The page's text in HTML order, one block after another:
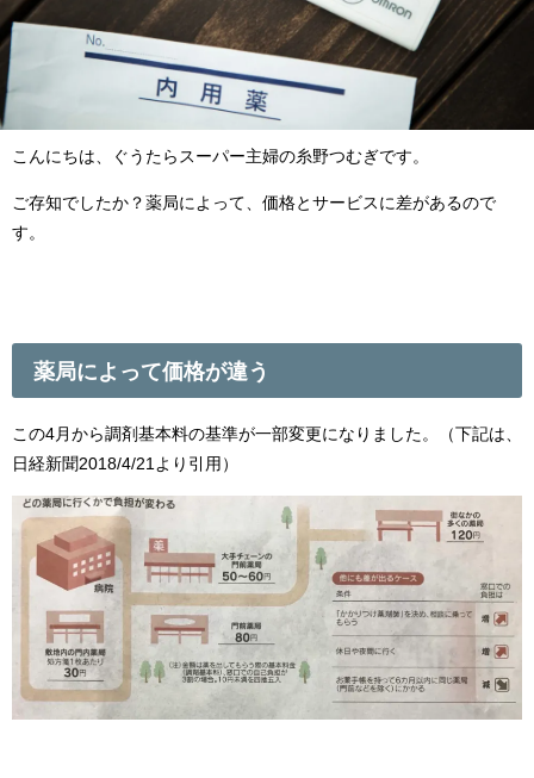
こんにちは、ぐうたらスーパー主婦の糸野つむぎです。
ご存知でしたか？薬局によって、価格とサービスに差があるので
す。
薬局によって価格が違う
この4月から調剤基本料の基準が一部変更になりました。（下記は、
日経新聞2018/4/21より引用）